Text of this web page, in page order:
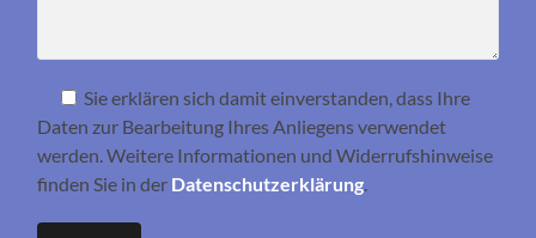
Sie erklären sich damit einverstanden, dass Ihre
Daten zur Bearbeitung Ihres Anliegens verwendet
werden. Weitere Informationen und Widerrufshinweise
finden Sie in der Datenschutzerklärung